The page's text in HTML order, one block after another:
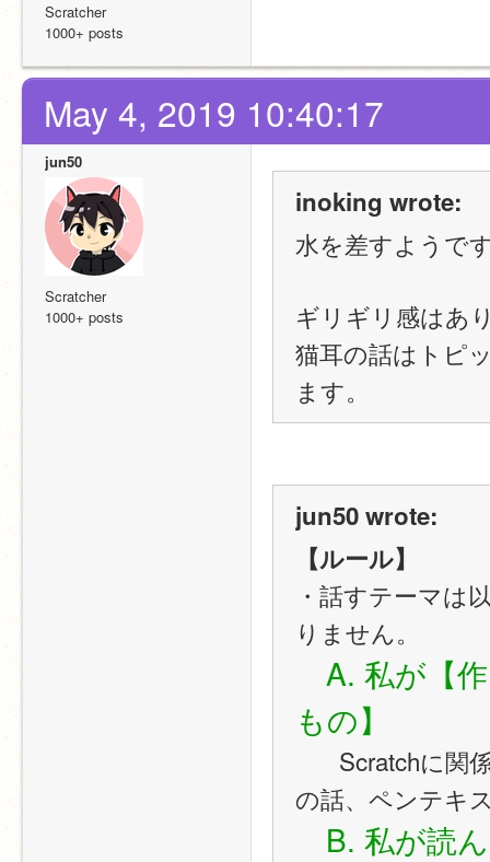
Scratcher
1000+ posts
May 4, 2019 10:40:17
jun50
Scratcher
1000+ posts
inoking wrote:
水を差すようで
ギリギリ感はあ
猫耳の話はトピ
ます。
jun50 wrote:
【ルール】
・話すテーマは
りません。
A. 私が【
もの】
の話、ペンテキ
B. 私が読